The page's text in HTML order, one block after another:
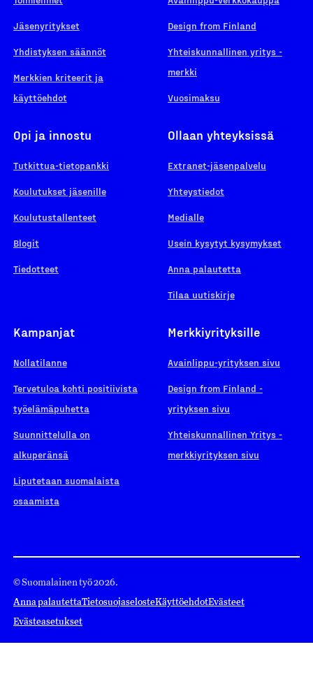
Jäsenyritykset
Yhdistyksen säännöt
Merkkien kriteerit ja
käyttöehdot
Design from Finland
Yhteiskunnallinen yritys -
merkki
Vuosimaksu
Opi ja innostu
Tutkittua-tietopankki
Koulutukset jäsenille
Koulutustallenteet
Blogit
Tiedotteet
Ollaan yhteyksissä
Extranet-jäsenpalvelu
Yhteystiedot
Medialle
Usein kysytyt kysymykset
Anna palautetta
Tilaa uutiskirje
Kampanjat
Nollatilanne
Tervetuloa kohti positiivista
työelämäpuhetta
Suunnittelulla on
alkuperänsä
Liputetaan suomalaista
osaamista
Merkkiyrityksille
Avainlippu-yrityksen sivu
Design from Finland -
yrityksen sivu
Yhteiskunnallinen Yritys -
merkkiyrityksen sivu
© Suomalainen työ 2026.
Anna palautettaTietosuojaselosteKäyttöehdotEvästeet
Evästeasetukset